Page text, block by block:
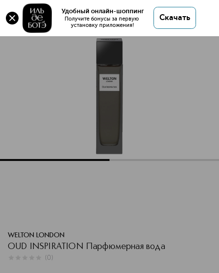
Удобный онлайн-шоппинг
Получите бонусы за первую
установку приложения!
Скачать
Оригинал 💯 OUD INSPIRATION Парфюмерная
вода купить в интернет магазине ИЛЬ ДЕ БОТЭ с
доставкой.
OUD INSPIRATION Парфюмерная вода
WELTON LONDON
OUD INSPIRATION Парфюмерная вода
(0)